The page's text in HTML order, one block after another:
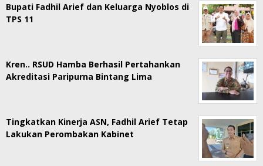
Bupati Fadhil Arief dan Keluarga Nyoblos di
TPS 11
Kren.. RSUD Hamba Berhasil Pertahankan
Akreditasi Paripurna Bintang Lima
Tingkatkan Kinerja ASN, Fadhil Arief Tetap
Lakukan Perombakan Kabinet